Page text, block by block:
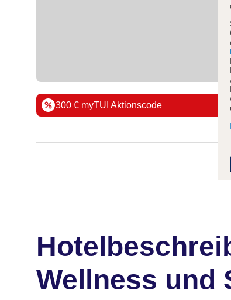
300 € myTUI Aktionscode
Wellness und